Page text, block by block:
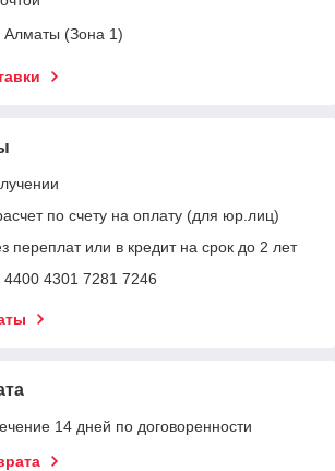
Алматы (Зона 1)
по счету на оплату (для юр.лиц)
переплат или в кредит на срок до 2 лет
4400 4301 7281 7246
14 дней по договоренности